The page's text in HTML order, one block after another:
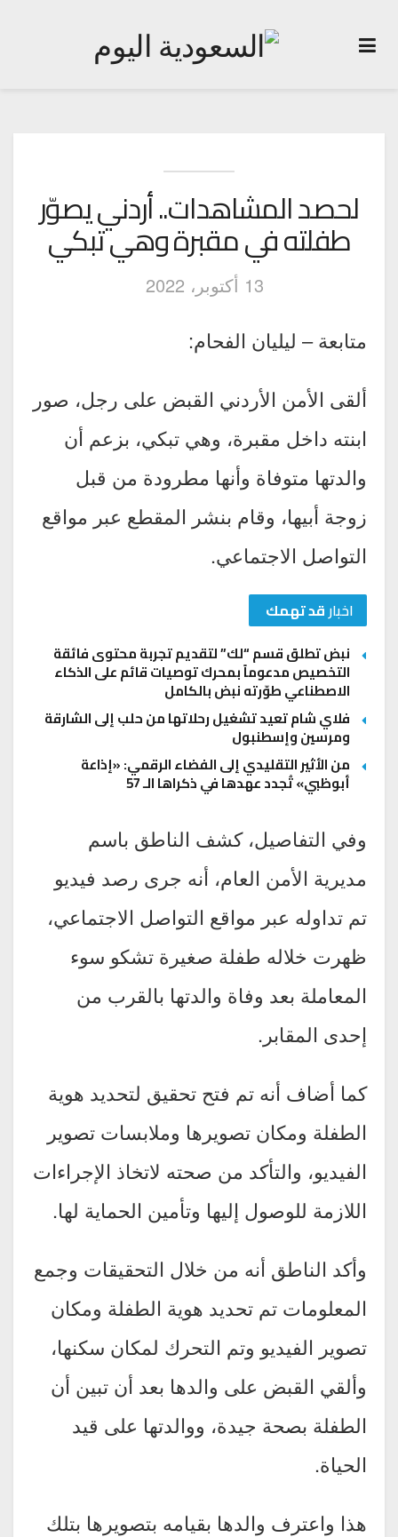
لحصد المشاهدات.. أردني يصوّر
طفلته في مقبرة وهي تبكي
13 أكتوبر، 2022
متابعة – ليليان الفحام:
ألقى الأمن الأردني القبض على رجل، صور
ابنته داخل مقبرة، وهي تبكي، بزعم أن
والدتها متوفاة وأنها مطرودة من قبل
زوجة أبيها، وقام بنشر المقطع عبر مواقع
التواصل الاجتماعي.
اخبارقد تهمك
نبض تطلق قسم “لك” لتقديم تجربة محتوى فائقة
التخصيص مدعوماً بمحرك توصيات قائم على الذكاء
الاصطناعي طوّرته نبض بالكامل
فلاي شام تعيد تشغيل رحلاتها من حلب إلى الشارقة
ومرسين وإسطنبول
من الأثير التقليدي إلى الفضاء الرقمي: «إذاعة
أبوظبي» تُجدد عهدها في ذكراها الـ 57
وفي التفاصيل، كشف الناطق باسم
مديرية الأمن العام، أنه جرى رصد فيديو
تم تداوله عبر مواقع التواصل الاجتماعي،
ظهرت خلاله طفلة صغيرة تشكو سوء
المعاملة بعد وفاة والدتها بالقرب من
إحدى المقابر.
كما أضاف أنه تم فتح تحقيق لتحديد هوية
الطفلة ومكان تصويرها وملابسات تصوير
الفيديو، والتأكد من صحته لاتخاذ الإجراءات
اللازمة للوصول إليها وتأمين الحماية لها.
وأكد الناطق أنه من خلال التحقيقات وجمع
المعلومات تم تحديد هوية الطفلة ومكان
تصوير الفيديو وتم التحرك لمكان سكنها،
وألقي القبض على والدها بعد أن تبين أن
الطفلة بصحة جيدة، ووالدتها على قيد
الحياة.
هذا واعترف والدها بقيامه بتصويرها بتلك